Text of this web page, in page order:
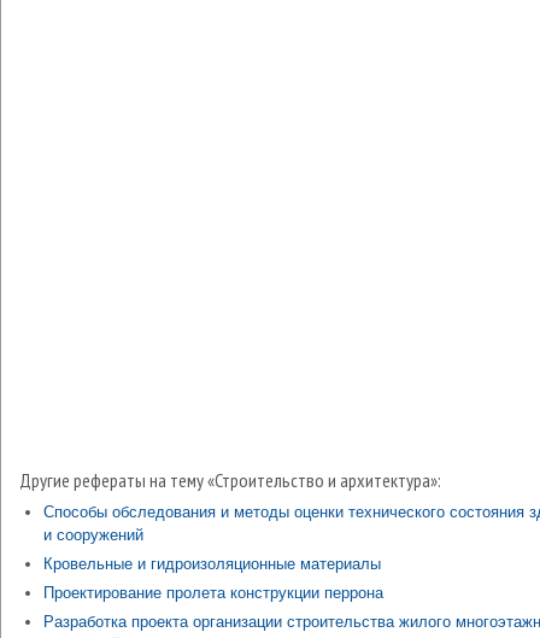
Другие рефераты на тему «Строительство и архитектура»:
Способы обследования и методы оценки технического состояния
и сооружений
Кровельные и гидроизоляционные материалы
Проектирование пролета конструкции перрона
Разработка проекта организации строительства жилого